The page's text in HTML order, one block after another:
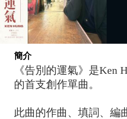
簡介
《告別的運氣》是Ken
的首支創作單曲。
此曲的作曲、填詞、編